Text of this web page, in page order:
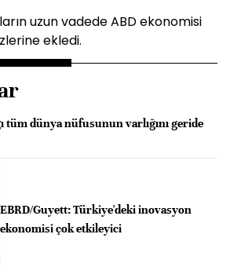
uzun vadede ABD ekonomisi
ekledi.
tüm dünya nüfusunun varlığını geride
EBRD/Guyett: Türkiye'deki inovasyon
ekonomisi çok etkileyici